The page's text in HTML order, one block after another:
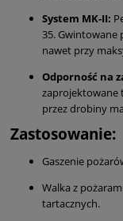
System MK-II:
35. Gwintowane
nawet przy
Odporność na
zaprojektowane
przez drobiny
Zastosowanie:
Gaszenie
Walka z
tartacznych.